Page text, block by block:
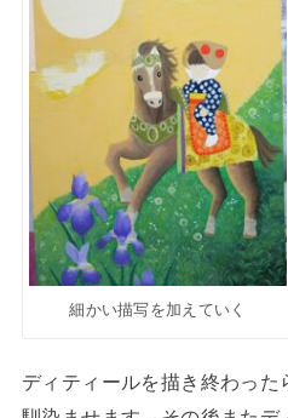
細かい描写を加えていく
ディティールを描き終わっ